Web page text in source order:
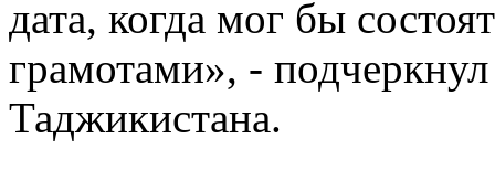
дата, когда мог бы
грамотами», -
Таджикистана.